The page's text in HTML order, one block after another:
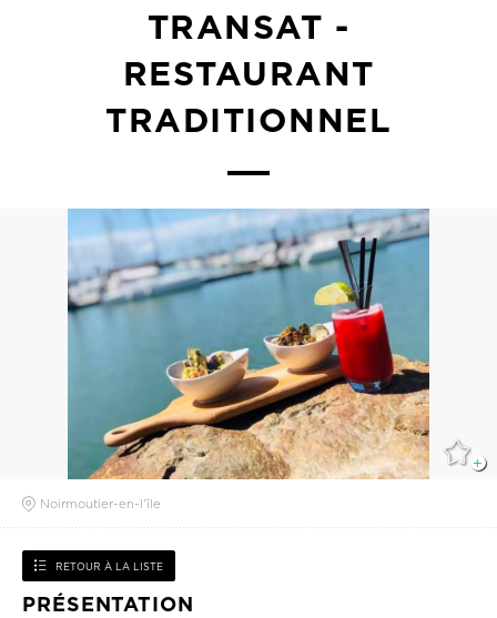
TRANSAT -
RESTAURANT
TRADITIONNEL
Noirmoutier-en-l'île
RETOUR À LA LISTE
PRÉSENTATION